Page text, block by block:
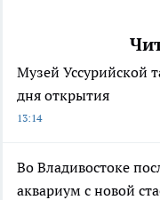
Музей Уссурийской
дня открытия
13:14
Во Владивостоке
аквариум с новой